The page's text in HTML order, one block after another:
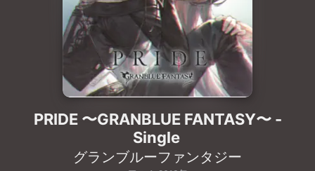
PRIDE 〜GRANBLUE FANTASY〜 -
Single
グランブルーファンタジー